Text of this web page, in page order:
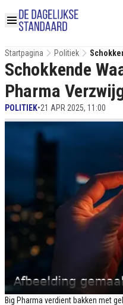
Startpagina Politiek
Big Pharma verdient bakken met
Schokkende
Pharma
POLITIEK•21 APR 2025, 11:00